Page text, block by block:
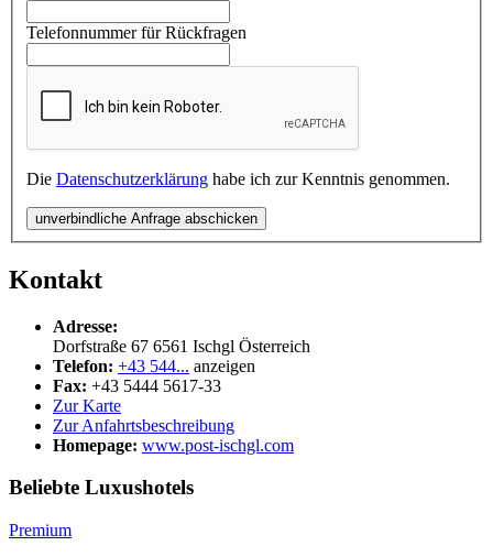
Telefonnummer für Rückfragen
Die Datenschutzerklärung habe ich zur Kenntnis genommen.
unverbindliche Anfrage abschicken
Kontakt
Adresse:
Dorfstraße 67 6561 Ischgl Österreich
Telefon: +43 544... anzeigen
Fax: +43 5444 5617-33
Zur Karte
Zur Anfahrtsbeschreibung
Homepage: www.post-ischgl.com
Beliebte Luxushotels
Premium